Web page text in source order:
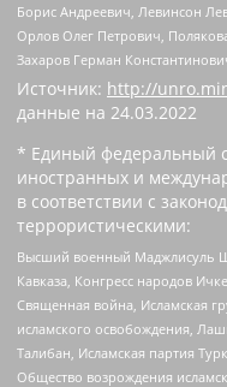
Борис Андреевич, Левинсон
Орлов Олег Петрович,
Захаров Герман
Источник: http://
данные на 24.03.2022
* Единый федеральный
иностранных и
в соответствии с
террористическими:
Высший военный Маджлисуль
Кавказа, Конгресс народов
Священная война, Исламская
исламского освобождения,
Талибан, Исламская партия
Общество возрождения